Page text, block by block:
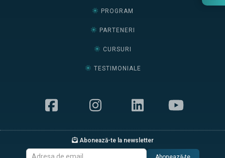
PROGRAM
PARTENERI
CURSURI
TESTIMONIALE
Abonează-te la newsletter